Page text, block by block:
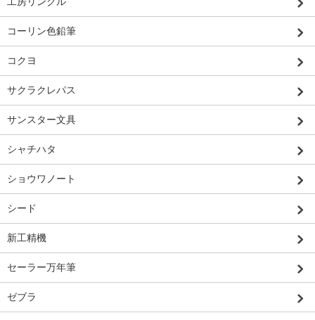
コーリン色鉛筆
コクヨ
サクラクレパス
サンスター文具
シャチハタ
ショウワノート
シード
新工精機
セーラー万年筆
ゼブラ